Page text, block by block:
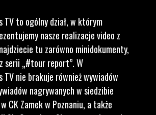
TV to ogólny dział, w którym
nasze realizacje video z
tu zarówno minidokumenty,
serii „#tour report”. W
TV nie brakuje również wywiadów
nagrywanych w siedzibie
CK Zamek w Poznaniu, a także